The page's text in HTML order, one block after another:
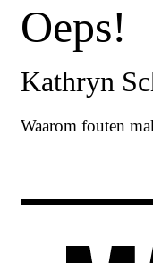
Oeps!
Kathryn
Waarom fouten